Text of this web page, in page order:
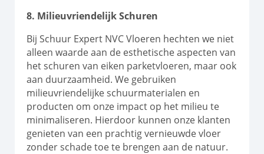
8. Milieuvriendelijk Schuren
Bij Schuur Expert NVC Vloeren hechten we niet
alleen waarde aan de esthetische aspecten van
het schuren van eiken parketvloeren, maar ook
aan duurzaamheid. We gebruiken
milieuvriendelijke schuurmaterialen en
producten om onze impact op het milieu te
minimaliseren. Hierdoor kunnen onze klanten
genieten van een prachtig vernieuwde vloer
zonder schade toe te brengen aan de natuur.